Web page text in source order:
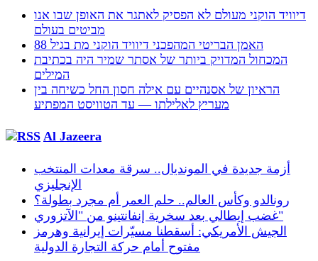
דיוויד הוקני מעולם לא הפסיק לאתגר את האופן שבו אנו
מביטים בעולם
האמן הבריטי המהפכני דיוויד הוקני מת בגיל 88
המכחול המדויק ביותר של אסתר שמיר היה בכתיבת
המילים
הראיון של אסנהיים עם אילה חסון החל כשיחה בין
מעריץ לאלילתו — עד הטוויסט המפתיע
Al Jazeera
أزمة جديدة في المونديال.. سرقة معدات المنتخب
الإنجليزي
رونالدو وكأس العالم.. حلم العمر أم مجرد بطولة؟
غضب إيطالي بعد سخرية إنفانتينو من "الآتزوري"
الجيش الأمريكي: أسقطنا مسيّرات إيرانية وهرمز
مفتوح أمام حركة التجارة الدولية